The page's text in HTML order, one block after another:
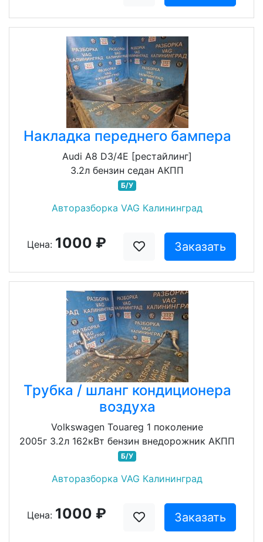
Накладка переднего бампера
Audi A8 D3/4E [рестайлинг]
3.2л бензин седан АКПП
Б/У
Авторазборка VAG Калининград
Цена: 1000 ₽ Заказать
Трубка / шланг кондиционера
воздуха
Volkswagen Touareg 1 поколение
2005г 3.2л 162кВт бензин внедорожник АКПП
Б/У
Авторазборка VAG Калининград
Цена: 1000 ₽ Заказать